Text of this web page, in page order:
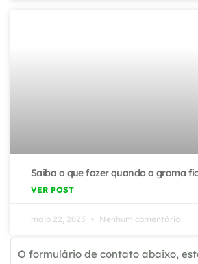
Saiba o que fazer quando a grama
VER POST
maio 22, 2025 Nenhum comentário
O formulário de contato abaixo,